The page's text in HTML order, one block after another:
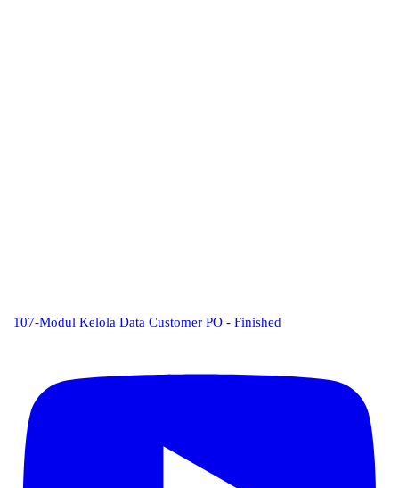
107-Modul Kelola Data Customer PO - Finished